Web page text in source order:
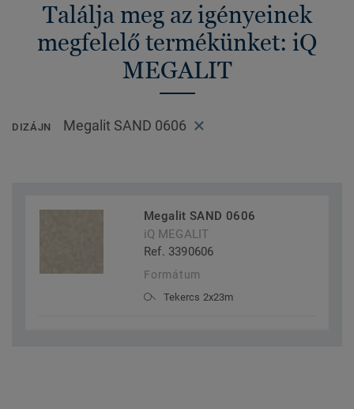
Találja meg az igényeinek
megfelelő termékünket: iQ
MEGALIT
DIZÁJN Megalit SAND 0606
Megalit SAND 0606
iQ MEGALIT
Ref. 3390606
Formátum
Tekercs 2x23m